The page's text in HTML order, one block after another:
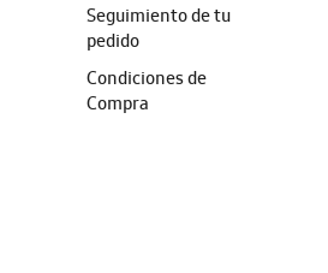
Seguimiento de tu
pedido
Condiciones de
Compra